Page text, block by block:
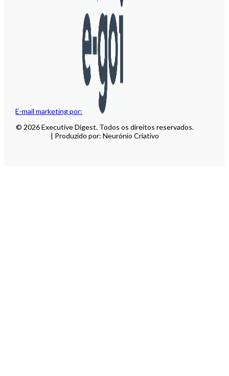
E-mail marketing por:
© 2026 Executive Digest. Todos os direitos reservados.
| Produzido por: Neurónio Criativo